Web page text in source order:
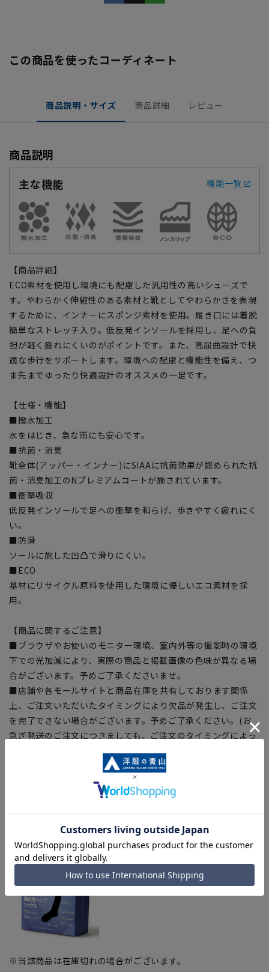
この商品を使ったコーディネート
商品説明・サイズ 商品詳細 レビュー
商品説明
主な機能
機能一覧
【商品詳細】
ECO素材を使用し環境にも配慮した汎用性の高いシューズで
す。やわらかく伸縮性のある素材と靴としてやわらかさを表現
するために、インナーにスポンジ素材を使用。履き口には着脱
簡単なストレッチ入り。低反発インソールを採用し、足への負
担が軽く疲れにくいのがポイントです。また、高屈曲設計で快
適な歩行をサポートします。環境への配慮と機能性を備え、つ
ま先までゆったり快適設計のオススメの一足です。
【仕様・機能】
■撥水加工
水をはじき、急な雨にも安心です。
■抗菌・消臭
靴全体(アッパー・インナー)にSIAAに抗菌効果が認められた抗
菌・消臭加工のNプレミアムコートが施されています。
■衝撃吸収
低反発インソールで足への衝撃を和らげ、歩きやすく疲れにく
い。
■防滑
ソールに施した凹凸で滑りにくい。
■ECO
基材にリサイクル原料を使用した環境に優しいエコ素材を採
用。
【商品に関するご注意】
■ブラウザやお使いのモニター環境、室内外等の撮影時の環境
下での光加減により、実際の商品と掲載画像の色味が異なる場
合がございます。予めご了承くださいませ。
■店舗や各モールサイトと商品在庫を共有しております関係
上、ご注文いただいたタイミングにより欠品が発生し、ご注文
を完了できない場合がございます。予めご了承ください。(お
急ぎ発送のご注文につきましても、ご注文のタイミングによっ
【疲れを軽減、機能性ヘンプソックス】※商品をクリックして
該当ページへ
■機能性ヘンプソックス
(25～27cm)
※当該商品は在庫切れの場合がございます。